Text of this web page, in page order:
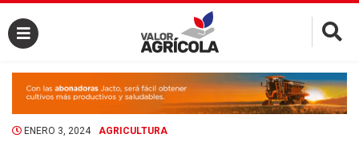
×
ENERO 3, 2024 AGRICULTURA